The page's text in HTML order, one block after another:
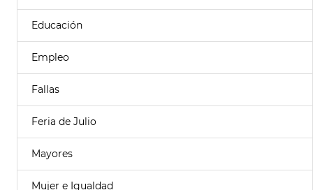
Educación
Empleo
Fallas
Feria de Julio
Mayores
Mujer e Igualdad